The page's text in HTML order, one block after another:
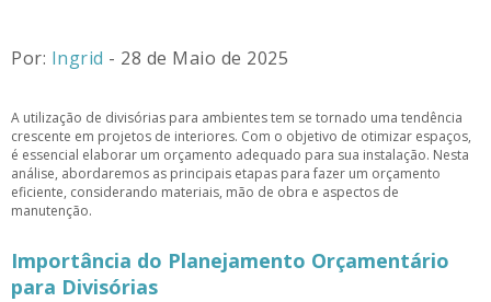
Por: Ingrid - 28 de Maio de 2025
A utilização de divisórias para ambientes tem se tornado uma tendência
crescente em projetos de interiores. Com o objetivo de otimizar espaços,
é essencial elaborar um orçamento adequado para sua instalação. Nesta
análise, abordaremos as principais etapas para fazer um orçamento
eficiente, considerando materiais, mão de obra e aspectos de
manutenção.
Importância do Planejamento Orçamentário
para Divisórias